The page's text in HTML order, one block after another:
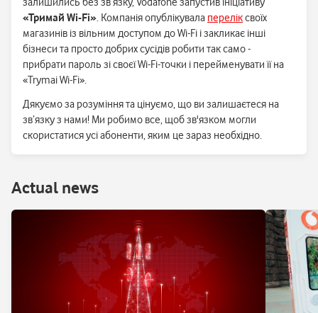
«Тримай Wi-Fi». Компанія опублікувала переліксвоїх
магазинів із вільним доступом до Wi-Fi і закликає інші
бізнеси та просто добрих сусідів робити так само -
прибрати пароль зі своєї Wi-Fi-точки і перейменувати її на
«Trymai Wi-Fi».
Дякуємо за розуміння та цінуємо, що ви залишаєтеся на
зв’язку з нами! Ми робимо все, щоб зв'язком могли
скористатися усі абоненти, яким це зараз необхідно.
Аctual news